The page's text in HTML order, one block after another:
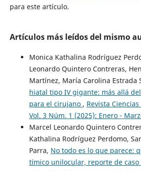
para este artículo.
Artículos más leídos del mismo
Monica Kathalina Rodríguez
Leonardo Quintero Contreras,
Martínez, María Carolina Estrada
hiatal tipo IV gigante: más allá
para el cirujano , Revista
Vol. 3 Núm. 1 (2025): Enero -
Marcel Leonardo Quintero
Kathalina Rodríguez Perdomo,
Parra, No todo es lo que parece:
tímico unilocular, reporte de caso